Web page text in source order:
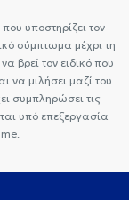
υποστηρίζει τον
σύμπτωμα μέχρι τη
βρεί τον ειδικό που
να μιλήσει μαζί του
συμπληρώσει τις
υπό επεξεργασία